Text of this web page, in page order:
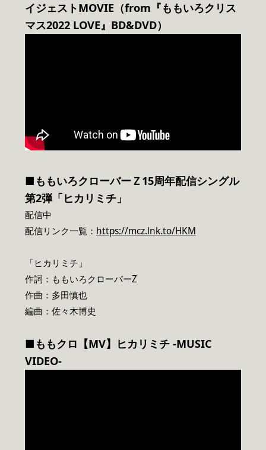
イジェストMOVIE（from『ももいろクリス
マス2022 LOVE』BD&DVD）
■ももいろクローバーＺ15周年配信シングル
第2弾「ヒカリミチ」
配信中
配信リンク一覧： https://mcz.lnk.to/HKM
「ヒカリミチ」
作詞：ももいろクローバーZ
作曲：多田慎也
編曲：佐々木博史
■ももクロ【MV】ヒカリミチ -MUSIC
VIDEO-